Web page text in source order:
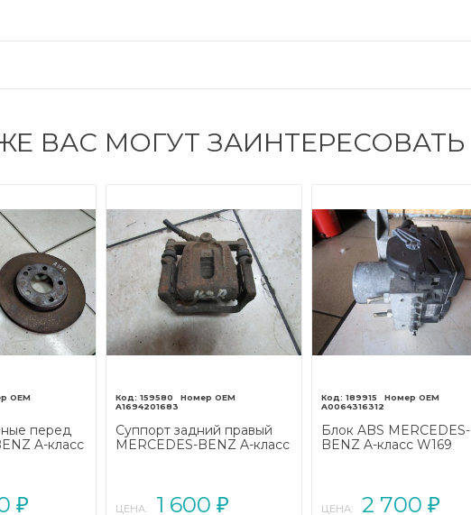
ВАС МОГУТ ЗАИНТЕРЕСОВАТЬ
перед
A-класс
₽
159580
A1694201683
Суппорт задний правый
MERCEDES-BENZ A-класс
ЦЕНА: 1 600 ₽
189915
A0064316312
Блок ABS MERCEDES-
BENZ A-класс W169
ЦЕНА: 2 700 ₽